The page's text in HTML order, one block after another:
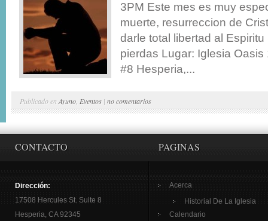
3PM Este mes es muy
muerte, resurreccion de
darle total libertad al
pierdas Lugar: Iglesia
#8 Hesperia,...
Publicado en Ayuno Eventos | no comentarios
CONTACTO
Dirección:
17508 Hercules St. Suite 8
Hesperia, CA 92345
PAGINAS
Acerca
Historial De La Iglesia
Calendario